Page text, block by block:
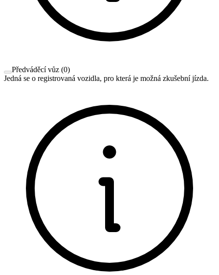
Předváděcí vůz (0)
Jedná se o registrovaná vozidla, pro která je možná zkušební jízda.